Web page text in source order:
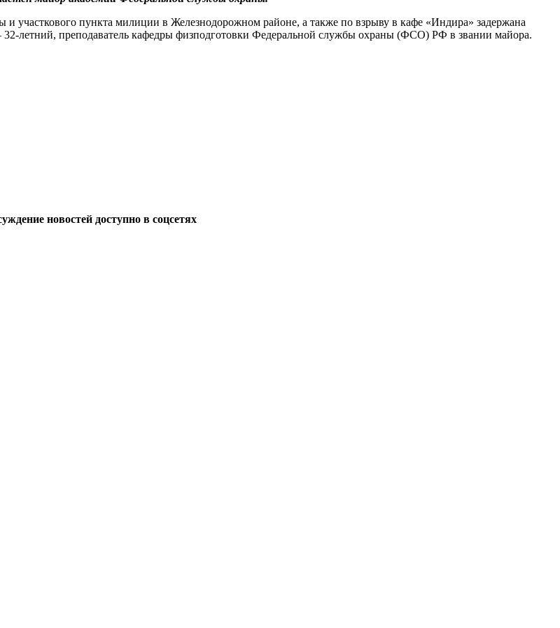
участкового пункта милиции в Железнодорожном районе, а также по взрыву в кафе «Индира» задержана
летний, преподаватель кафедры физподготовки Федеральной службы охраны (ФСО) РФ в звании майора.
новостей доступно в соцсетях